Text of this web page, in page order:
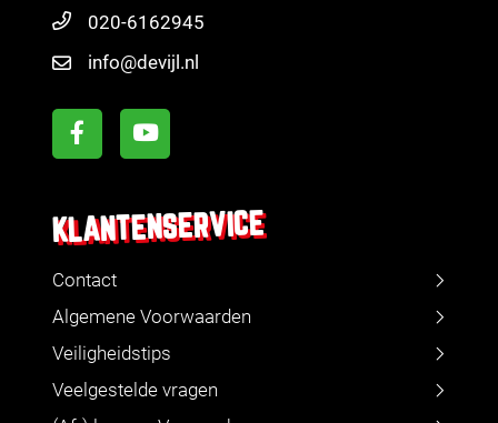
020-6162945
info@devijl.nl
KLANTENSERVICE
Contact
Algemene Voorwaarden
Veiligheidstips
Veelgestelde vragen